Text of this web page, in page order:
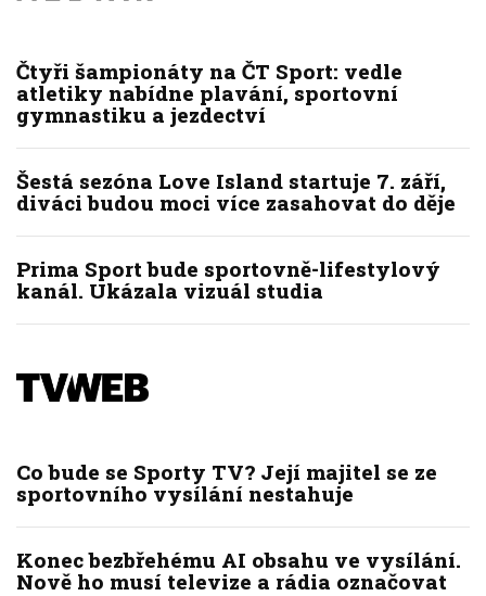
Čtyři šampionáty na ČT Sport: vedle
atletiky nabídne plavání, sportovní
gymnastiku a jezdectví
Šestá sezóna Love Island startuje 7. září,
diváci budou moci více zasahovat do děje
Prima Sport bude sportovně-lifestylový
kanál. Ukázala vizuál studia
Co bude se Sporty TV? Její majitel se ze
sportovního vysílání nestahuje
Konec bezbřehému AI obsahu ve vysílání.
Nově ho musí televize a rádia označovat